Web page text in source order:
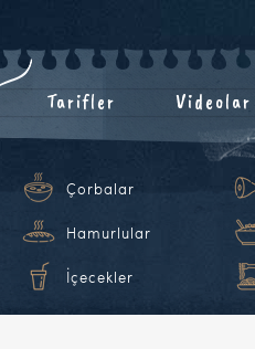
Tarifler Videolar
Çorbalar
Hamurlular
İçecekler